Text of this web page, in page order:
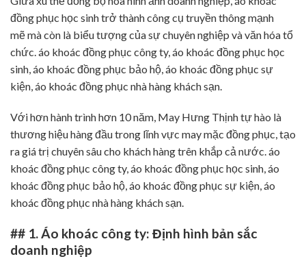
đồng phục học sinh trở thành công cụ truyền thông mạnh
mẽ mà còn là biểu tượng của sự chuyên nghiệp và văn hóa tổ
chức. áo khoác đồng phục công ty, áo khoác đồng phục học
sinh, áo khoác đồng phục bảo hộ, áo khoác đồng phục sự
kiện, áo khoác đồng phục nhà hàng khách sạn.
Với hơn hành trình hơn 10 năm, May Hưng Thịnh tự hào là
thương hiệu hàng đầu trong lĩnh vực may mặc đồng phục, tạo
ra giá trị chuyên sâu cho khách hàng trên khắp cả nước. áo
khoác đồng phục công ty, áo khoác đồng phục học sinh, áo
khoác đồng phục bảo hộ, áo khoác đồng phục sự kiện, áo
khoác đồng phục nhà hàng khách sạn.
## 1. Áo khoác công ty: Định hình bản sắc
doanh nghiệp